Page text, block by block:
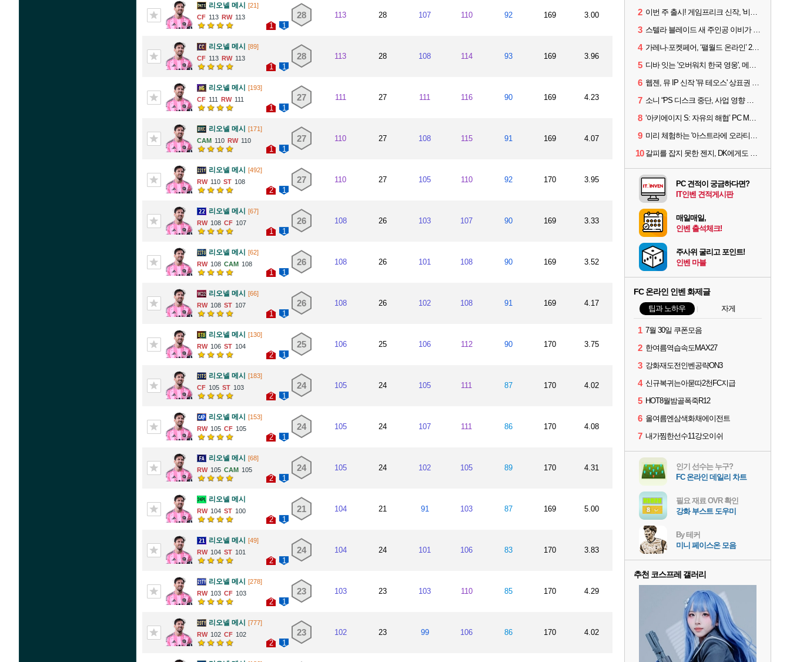
리오넬 메시 [21]
113
113
1 1
28 113 28 107 110 92 169 3.00
리오넬 메시 [89]
113
113
1 1
28 113 28 108 114 93 169 3.96
리오넬 메시 [193]
111
111
1 1
27 111 27 111 116 90 169 4.23
리오넬 메시 [171]
110
110
1 1
27 110 27 108 115 91 169 4.07
리오넬 메시 [492]
110
108
2 1
27 110 27 105 110 92 170 3.95
리오넬 메시 [67]
108
107
1 1
26 108 26 103 107 90 169 3.33
리오넬 메시 [62]
108
108
1 1
26 108 26 101 108 90 169 3.52
리오넬 메시 [66]
108
107
1 1
26 108 26 102 108 91 169 4.17
리오넬 메시 [130]
106
104
2 1
25 106 25 106 112 90 170 3.75
리오넬 메시 [183]
105
103
2 1
24 105 24 105 111 87 170 4.02
리오넬 메시 [153]
105
105
2 1
24 105 24 107 111 86 170 4.08
리오넬 메시 [68]
105
105
2 1
24 105 24 102 105 89 170 4.31
리오넬 메시
104 100
2 1
21 104 21 91 103 87 169 5.00
리오넬 메시 [49]
104
101
2 1
24 104 24 101 106 83 170 3.83
리오넬 메시 [278]
103
103
2 1
23 103 23 103 110 85 170 4.29
리오넬 메시 [777]
102
102
2 1
23 102 23 99 106 86 170 4.02
2 이번 주 출시! 게임프리크 신작, '비스트 오브 리인카네이션'
3 스텔라 블레이드 새 주인공 이비가 부릅니다, 'Wanna be in LOVE' 뮤비 공개
4 가레나·포켓페어, ‘팰월드 온라인’ 2026년 출시 예고
5 디바 잇는 '오버워치 한국 영웅', 메카 파일럿 디몬 나온다
6 웹젠, 뮤 IP 신작 '뮤 테오스' 상표권 출원
7 소니 “PS 디스크 중단, 사업 영향 없다”
8 ‘아키에이지 S: 자유의 해협’ PC MMORPG로 개발한다
9 미리 체험하는 '아스트라에 오라티오'...NC, 8/19부터 CBT 참가자 모집
10 갈피를 잡지 못한 젠지, DK에게도 0:2 패배
PC 견적이 궁금하다면?
IT인벤 견적게시판
매일매일,
인벤 출석체크!
주사위 굴리고 포인트!
인벤 마블
FC 온라인 인벤 화제글
팁과 노하우 자게
1 7월 30일 쿠폰모음
2 한여름역습속도MAX27
3 강화재도전인벤공략ON3
4 신규복귀는아묻따2천FC지급
5 HOT8월밤골폭죽R12
6 올여름엔삼색화채에이전트
7 내가찜한선수11강오이쉬
인기 선수는 누구?
FC 온라인 데일리 차트
필요 재료 OVR 확인
강화 부스트 도우미
By 테커
미니 페이스온 모음
추천 코스프레 갤러리